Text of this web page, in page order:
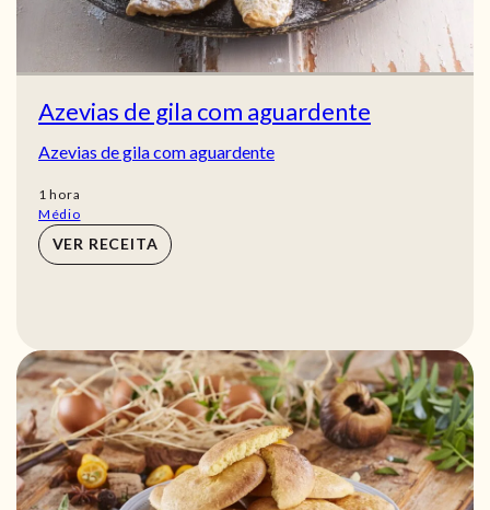
Azevias de gila com aguardente
Azevias de gila com aguardente
1 hora
hora
Médio
VER RECEITA